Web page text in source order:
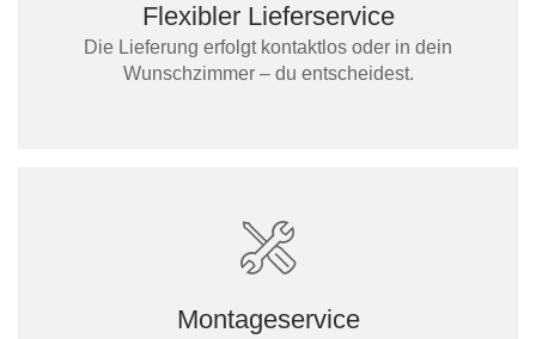
Flexibler Lieferservice
Die Lieferung erfolgt kontaktlos oder in dein
Wunschzimmer – du entscheidest.
Montageservice